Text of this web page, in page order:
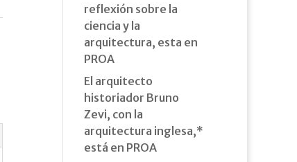
reflexión sobre la
ciencia y la
arquitectura, esta en
PROA
El arquitecto
historiador Bruno
Zevi, con la
arquitectura inglesa,*
está en PROA